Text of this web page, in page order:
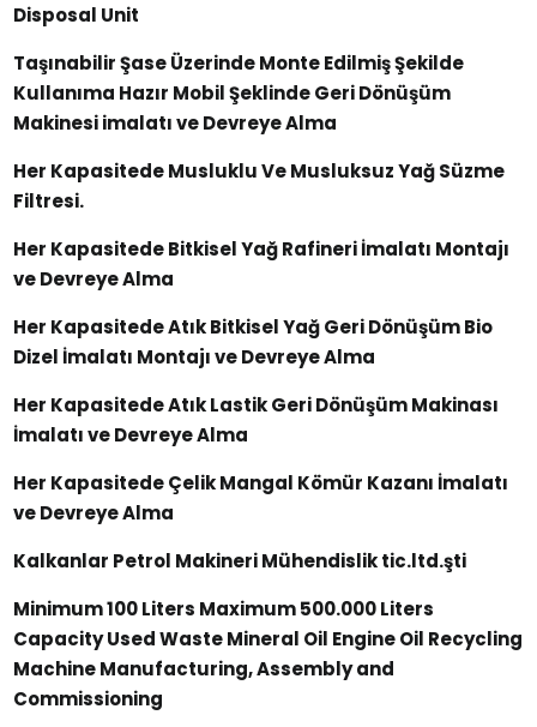
Disposal Unit
Taşınabilir Şase Üzerinde Monte Edilmiş Şekilde
Kullanıma Hazır Mobil Şeklinde Geri Dönüşüm
Makinesi imalatı ve Devreye Alma
Her Kapasitede Musluklu Ve Musluksuz Yağ Süzme
Filtresi.
Her Kapasitede Bitkisel Yağ Rafineri İmalatı Montajı
ve Devreye Alma
Her Kapasitede Atık Bitkisel Yağ Geri Dönüşüm Bio
Dizel İmalatı Montajı ve Devreye Alma
Her Kapasitede Atık Lastik Geri Dönüşüm Makinası
İmalatı ve Devreye Alma
Her Kapasitede Çelik Mangal Kömür Kazanı İmalatı
ve Devreye Alma
Kalkanlar Petrol Makineri Mühendislik tic.ltd.şti
Minimum 100 Liters Maximum 500.000 Liters
Capacity Used Waste Mineral Oil Engine Oil Recycling
Machine Manufacturing, Assembly and
Commissioning